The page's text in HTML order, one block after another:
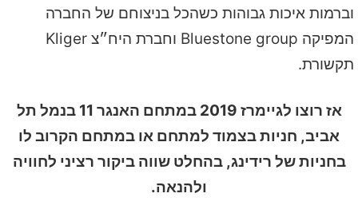
וברמות איכות גבוהות כשהכל בניצוחם של החברה
המפיקה Bluestone group וחברת היח״צ Kliger
תקשורת.
אז רוצו לגיימרז 2019 במתחם האנגר 11 בנמל תל
אביב, חניות בצמוד למתחם או במתחם הקרוב לו
בחניות של רידינג, בהחלט שווה ביקור רציני לחוויה
ולהנאה.